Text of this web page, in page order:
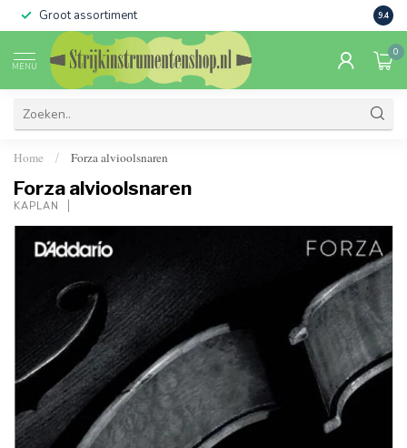
Groot assortiment 9.4
MENU
0
Home / Forza alvioolsnaren
Forza alvioolsnaren
KAPLAN